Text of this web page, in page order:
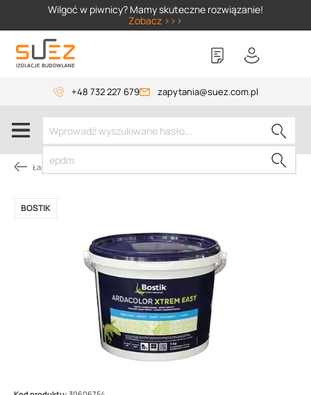
Wilgoć w piwnicy? Mamy skuteczne rozwiązanie!
Zobacz >>>
+48 732 227 679 zapytania@suez.com.pl
Łazienka
BOSTIK